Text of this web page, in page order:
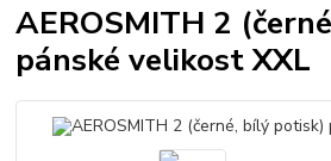
AEROSMITH 2
pánské velikost XXL